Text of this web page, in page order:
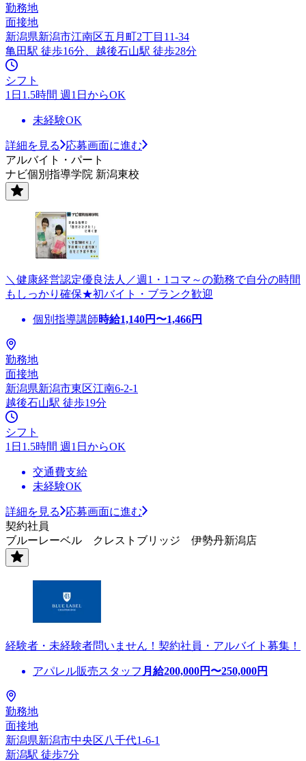
勤務地
面接地
新潟県新潟市江南区五月町2丁目11-34
亀田駅 徒歩16分、越後石山駅 徒歩28分
シフト
1日1.5時間 週1日からOK
未経験OK
詳細を見る
応募画面に進む
アルバイト・パート
ナビ個別指導学院 新潟東校
＼健康経営認定優良法人／週1・1コマ～の勤務で自分の時間
もしっかり確保★初バイト・ブランク歓迎
個別指導講師時給1,140円〜1,466円
勤務地
面接地
新潟県新潟市東区江南6-2-1
越後石山駅 徒歩19分
シフト
1日1.5時間 週1日からOK
交通費支給
未経験OK
詳細を見る
応募画面に進む
契約社員
ブルーレーベル クレストブリッジ 伊勢丹新潟店
経験者・未経験者問いません！契約社員・アルバイト募集！
アパレル販売スタッフ 月給200,000円〜250,000円
勤務地
面接地
新潟県新潟市中央区八千代1-6-1
新潟駅 徒歩7分